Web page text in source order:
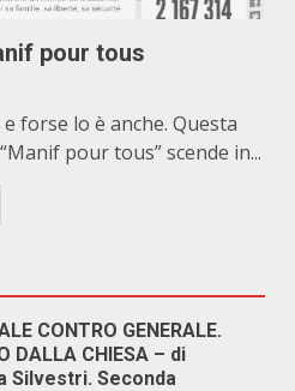
pour tous
forse lo è anche. Questa
pour tous” scende in...
CONTRO GENERALE.
DALLA CHIESA – di
Silvestri. Seconda